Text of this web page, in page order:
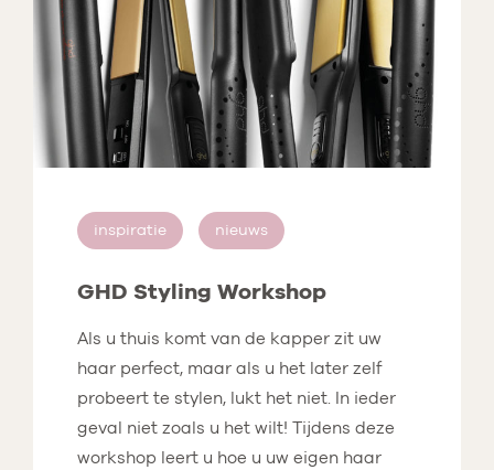
inspiratie nieuws
GHD Styling Workshop
Als u thuis komt van de kapper zit uw
haar perfect, maar als u het later zelf
probeert te stylen, lukt het niet. In ieder
geval niet zoals u het wilt! Tijdens deze
workshop leert u hoe u uw eigen haar